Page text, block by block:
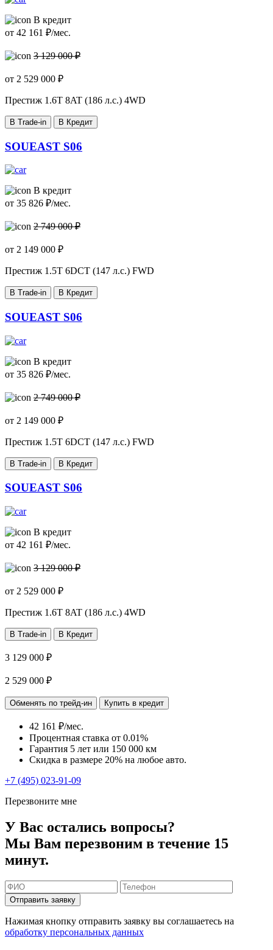
В кредит
от 42 161 ₽/мес.
3 129 000 ₽
от 2 529 000 ₽
Престиж 1.6T 8AT (186 л.с.) 4WD
В Trade-in В Кредит
SOUEAST S06
В кредит
от 35 826 ₽/мес.
2 749 000 ₽
от 2 149 000 ₽
Престиж 1.5T 6DCT (147 л.с.) FWD
В Trade-in В Кредит
SOUEAST S06
В кредит
от 35 826 ₽/мес.
2 749 000 ₽
от 2 149 000 ₽
Престиж 1.5T 6DCT (147 л.с.) FWD
В Trade-in В Кредит
SOUEAST S06
В кредит
от 42 161 ₽/мес.
3 129 000 ₽
от 2 529 000 ₽
Престиж 1.6T 8AT (186 л.с.) 4WD
В Trade-in В Кредит
3 129 000 ₽
2 529 000 ₽
Обменять по трейд-ин Купить в кредит
42 161 ₽/мес.
Процентная ставка от 0.01%
Гарантия 5 лет или 150 000 км
Скидка в размере 20% на любое авто.
+7 (495) 023-91-09
Перезвоните мне
У Вас остались вопросы?
Мы Вам перезвоним в течение 15
минут.
Отправить заявку
Нажимая кнопку отправить заявку вы соглашаетесь на
обработку персональных данных